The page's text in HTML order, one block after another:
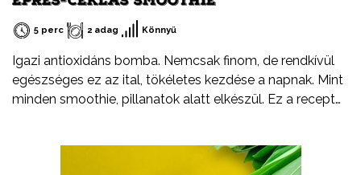
5 perc 2 adag Könnyű
Igazi antioxidáns bomba. Nemcsak finom, de rendkívül
egészséges ez az ital, tökéletes kezdése a napnak. Mint
minden smoothie, pillanatok alatt elkészül. Ez a recept